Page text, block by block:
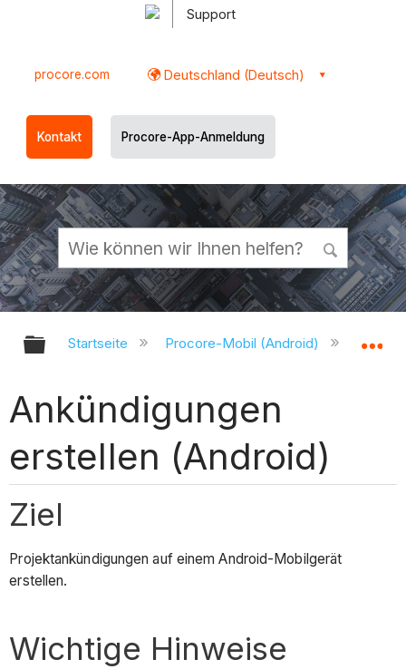
Support
procore.com Deutschland (Deutsch)
Kontakt Procore-App-Anmeldung
Globale Hierarchie auf- und
Startseite Procore-Mobil (Android)
Ankündigungen
erstellen (Android)
Ziel
Projektankündigungen auf einem Android-Mobilgerät
erstellen.
Wichtige Hinweise